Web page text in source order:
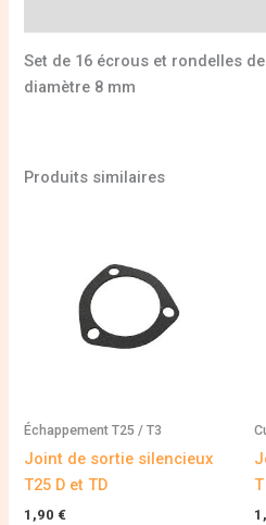
Set de 16 écrous et rondelles
diamètre 8 mm
Produits similaires
Échappement T25 / T3
Joint de sortie silencieux
T25 D et TD
1,90 €